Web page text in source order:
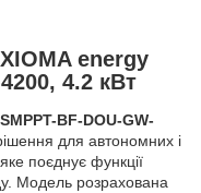
energy
4.2 кВт
BF-DOU-GW-
для автономних і
поєднує функції
Модель розрахована